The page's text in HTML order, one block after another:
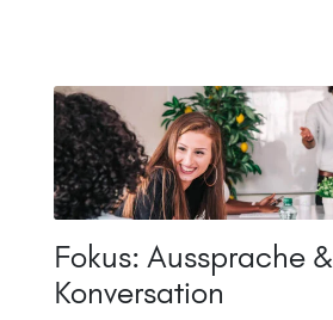
Fokus: Aussprache &
Konversation